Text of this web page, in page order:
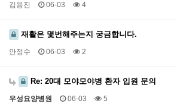
김용진 06-03 4
재활은 몇번해주는지 궁금합니다.
안정수 06-03 2
Re: 20대 모야모야병 환자 입원 문의
우성요양병원 06-03 5